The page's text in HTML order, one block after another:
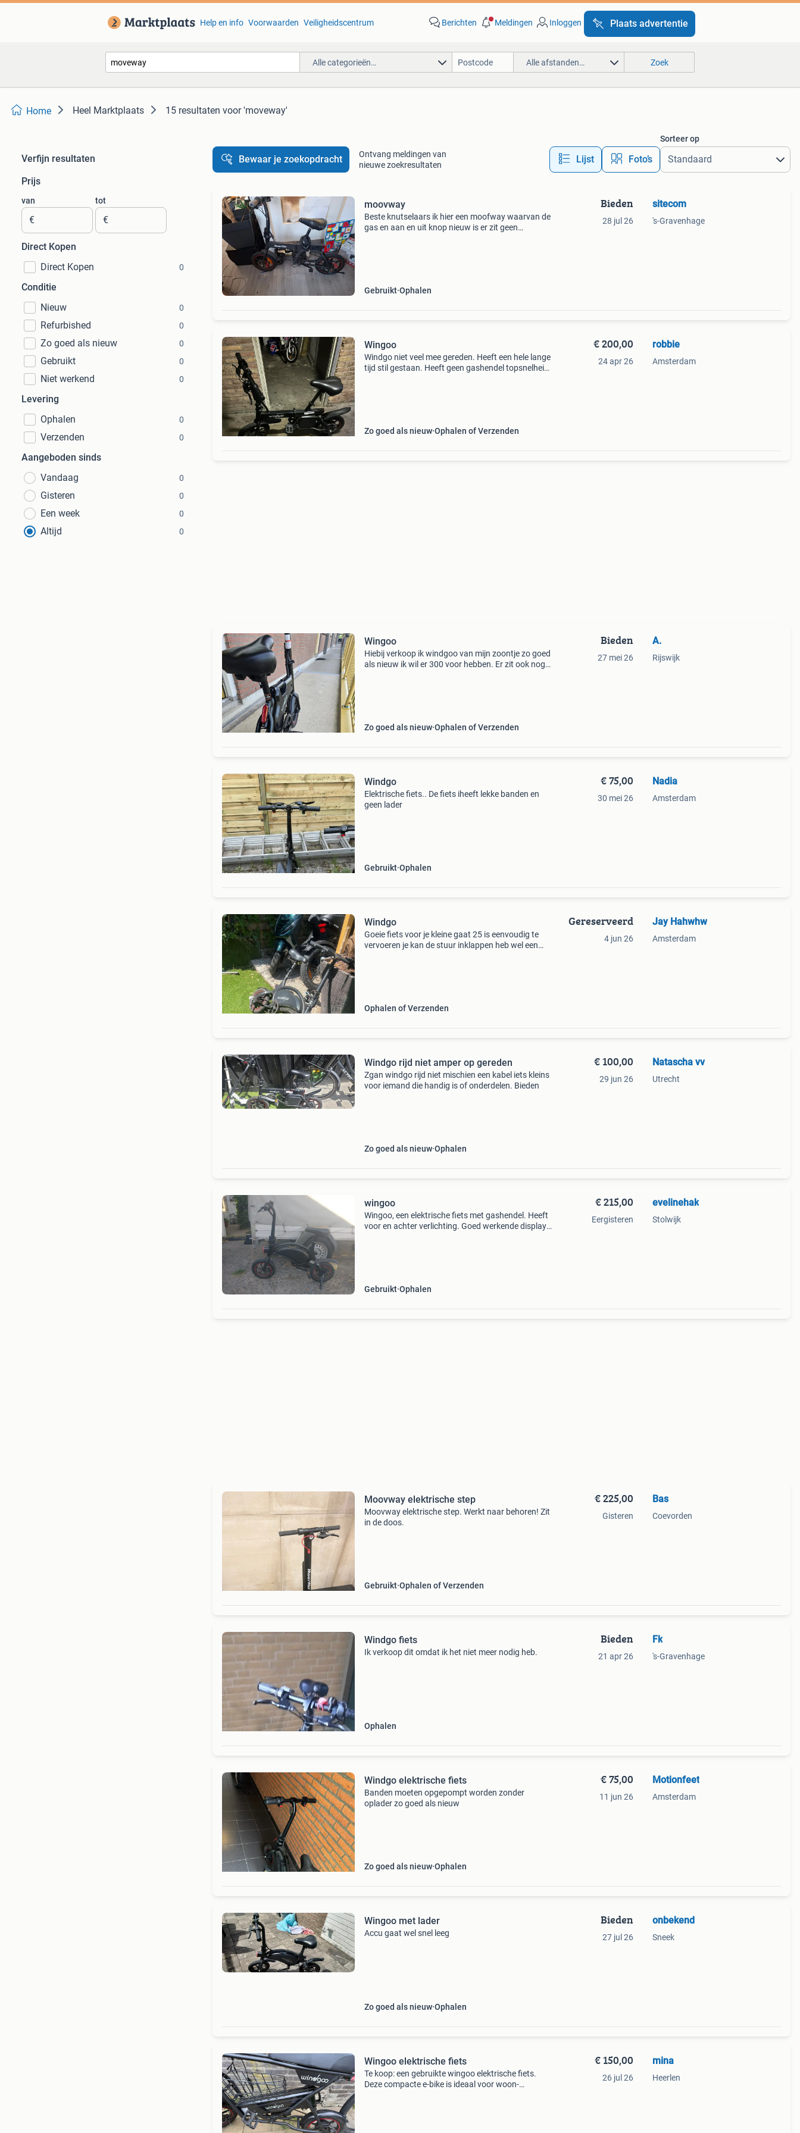
Help en info Voorwaarden Veiligheidscentrum Berichten Meldingen Inloggen Plaats advertentie
Alle categorieën… Alle afstanden… Zoek
Home Heel Marktplaats 15 resultaten voor 'moveway'
Verfijn resultaten
Prijs
van
€
tot
€
Direct Kopen
Direct Kopen
0
Conditie
Nieuw
0
Refurbished 0
Zo goed als nieuw 0
Gebruikt 0
Niet werkend 0
Levering
Ophalen
0
Verzenden 0
Aangeboden sinds
Vandaag
0
Gisteren 0
Een week 0
Altijd 0
Bewaar je zoekopdracht
Ontvang meldingen van
nieuwe zoekresultaten
Lijst Foto’s
Sorteer op
moovway
Beste knutselaars ik hier een moofway waarvan de
gas en aan en uit knop nieuw is er zit geen
Gebruikt Ophalen
Bieden
28 jul 26
sitecom
's-Gravenhage
Wingoo
Windgo niet veel mee gereden. Heeft een hele lange
tijd stil gestaan. Heeft geen gashendel topsnelheid:
Zo goed als nieuw Ophalen of Verzenden
€ 200,00
24 apr 26
robbie
Amsterdam
Wingoo
Hiebij verkoop ik windgoo van mijn zoontje zo goed
als nieuw ik wil er 300 voor hebben. Er zit ook nog
Zo goed als nieuw Ophalen of Verzenden
Bieden
27 mei 26
A.
Rijswijk
Windgo
Elektrische fiets.. De fiets iheeft lekke banden en
geen lader
Gebruikt Ophalen
€ 75,00
30 mei 26
Nadia
Amsterdam
Windgo
Goeie fiets voor je kleine gaat 25 is eenvoudig te
vervoeren je kan de stuur inklappen heb wel een
Ophalen of Verzenden
Gereserveerd
4 jun 26
Jay Hahwhw
Amsterdam
Windgo rijd niet amper op gereden
Zgan windgo rijd niet mischien een kabel iets kleins
voor iemand die handig is of onderdelen. Bieden
Zo goed als nieuw Ophalen
€ 100,00
29 jun 26
Natascha vv
Utrecht
wingoo
Wingoo, een elektrische fiets met gashendel. Heeft
voor en achter verlichting. Goed werkende display.
Gebruikt Ophalen
€ 215,00
Eergisteren
evelinehak
Stolwijk
Moovway elektrische step
Moovway elektrische step. Werkt naar behoren! Zit
in de doos.
Gebruikt Ophalen of Verzenden
€ 225,00
Gisteren
Bas
Coevorden
Windgo fiets
Ik verkoop dit omdat ik het niet meer nodig heb.
Ophalen
Bieden
21 apr 26
Fk
's-Gravenhage
Windgo elektrische fiets
Banden moeten opgepompt worden zonder
oplader zo goed als nieuw
Zo goed als nieuw Ophalen
€ 75,00
11 jun 26
Motionfeet
Amsterdam
Wingoo met lader
Accu gaat wel snel leeg
Zo goed als nieuw Ophalen
Bieden
27 jul 26
onbekend
Sneek
Wingoo elektrische fiets
Te koop: een gebruikte wingoo elektrische fiets.
Deze compacte e-bike is ideaal voor woon-
€ 150,00
26 jul 26
mina
Heerlen